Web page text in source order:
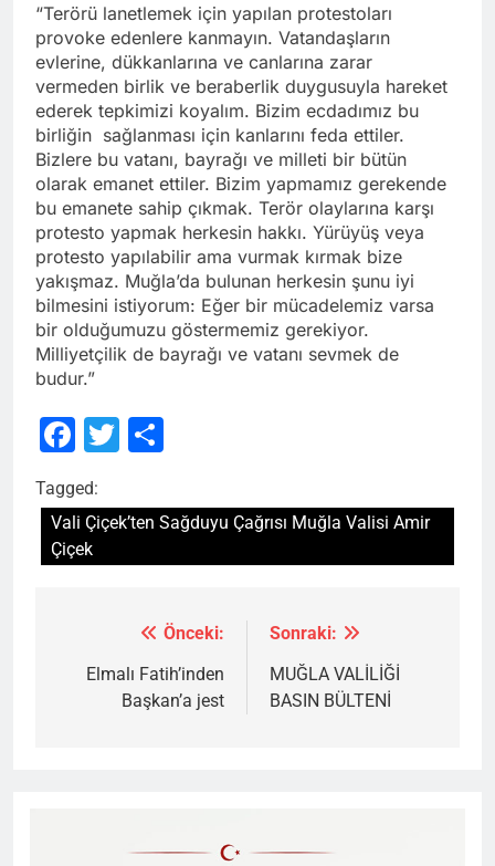
“Terörü lanetlemek için yapılan protestoları
provoke edenlere kanmayın. Vatandaşların
evlerine, dükkanlarına ve canlarına zarar
vermeden birlik ve beraberlik duygusuyla hareket
ederek tepkimizi koyalım. Bizim ecdadımız bu
birliğin sağlanması için kanlarını feda ettiler.
Bizlere bu vatanı, bayrağı ve milleti bir bütün
olarak emanet ettiler. Bizim yapmamız gerekende
bu emanete sahip çıkmak. Terör olaylarına karşı
protesto yapmak herkesin hakkı. Yürüyüş veya
protesto yapılabilir ama vurmak kırmak bize
yakışmaz. Muğla’da bulunan herkesin şunu iyi
bilmesini istiyorum: Eğer bir mücadelemiz varsa
bir olduğumuzu göstermemiz gerekiyor.
Milliyetçilik de bayrağı ve vatanı sevmek de
budur.”
Facebook
Twitter
Tagged:
Vali Çiçek’ten Sağduyu Çağrısı Muğla Valisi Amir
Çiçek
gezinmesi
Önceki:
Elmalı Fatih’inden
Başkan’a jest
Sonraki:
MUĞLA VALİLİĞİ
BASIN BÜLTENİ